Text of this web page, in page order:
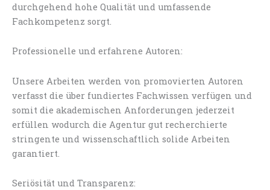
durchgehend hohe Qualität und umfassende
Fachkompetenz sorgt.
Professionelle und erfahrene Autoren:
Unsere Arbeiten werden von promovierten Autoren
verfasst die über fundiertes Fachwissen verfügen und
somit die akademischen Anforderungen jederzeit
erfüllen wodurch die Agentur gut recherchierte
stringente und wissenschaftlich solide Arbeiten
garantiert.
Seriösität und Transparenz: